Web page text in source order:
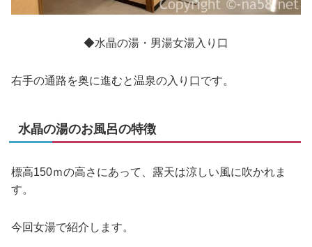
◆水晶の湯・男湯女湯入り口
右手の通路を奥に進むと温泉の入り口です。
水晶の湯のお風呂の特徴
標高150ｍの高さにあって、露天は涼しい風に吹かれま
す。
今回女湯で紹介します。